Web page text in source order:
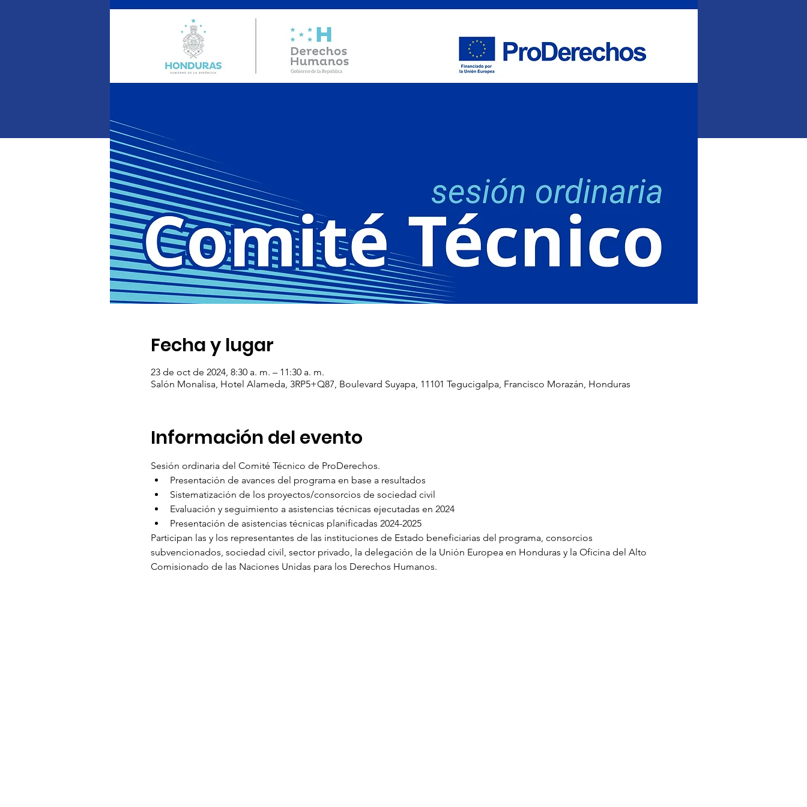
Fecha y lugar
23 de oct de 2024, 8:30 a. m. – 11:30 a. m.
Salón Monalisa, Hotel Alameda, 3RP5+Q87, Boulevard Suyapa, 11101 Tegucigalpa, Francisco Morazán, Honduras
Información del evento
Sesión ordinaria del Comité Técnico de ProDerechos.
Presentación de avances del programa en base a resultados
Sistematización de los proyectos/consorcios de sociedad civil
Evaluación y seguimiento a asistencias técnicas ejecutadas en 2024
Presentación de asistencias técnicas planificadas 2024-2025
Participan las y los representantes de las instituciones de Estado beneficiarias del programa, consorcios
subvencionados, sociedad civil, sector privado, la delegación de la Unión Europea en Honduras y la Oficina del Alto
Comisionado de las Naciones Unidas para los Derechos Humanos.